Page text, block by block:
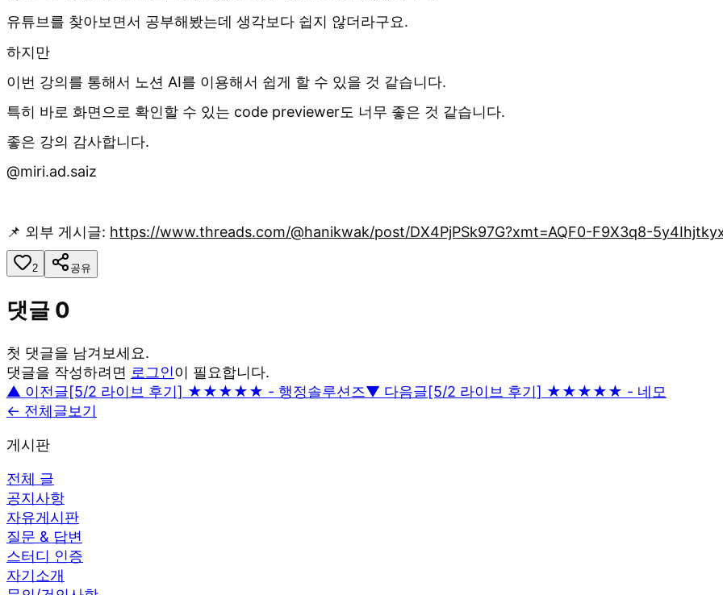
유튜브를 찾아보면서 공부해봤는데 생각보다 쉽지 않더라구요.
하지만
이번 강의를 통해서 노션 AI를 이용해서 쉽게 할 수 있을 것 같습니다.
특히 바로 화면으로 확인할 수 있는 code previewer도 너무 좋은 것 같습니다.
좋은 강의 감사합니다.
@miri.ad.saiz
📌 외부 게시글: https://www.threads.com/@hanikwak/post/DX4PjPSk97G?xmt=AQF0-F9X3q8-
2 공유
댓글 0
첫 댓글을 남겨보세요.
댓글을 작성하려면 로그인이 필요합니다.
▲ 이전글[5/2 라이브 후기] ★★★★★ - 행정솔루션즈▼ 다음글[5/2 라이브 후기] ★★★★★ - 네모
← 전체글보기
게시판
전체 글
공지사항
자유게시판
질문 & 답변
스터디 인증
자기소개